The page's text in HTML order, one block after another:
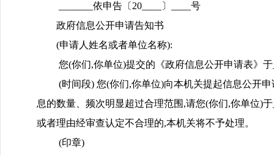
_______依申告〔20____〕____号
政府信息公开申请告知书
(申请人姓名或者单位名称):
您(你们,你单位)提交的《政府信息公开申请表》于
(时间段) 您(你们,你单位)向本机关提起信息公开
息的数量、频次明显超过合理范围,请您(你们,你单位)
或者理由经审查认定不合理的,本机关将不予处理。
(印章)